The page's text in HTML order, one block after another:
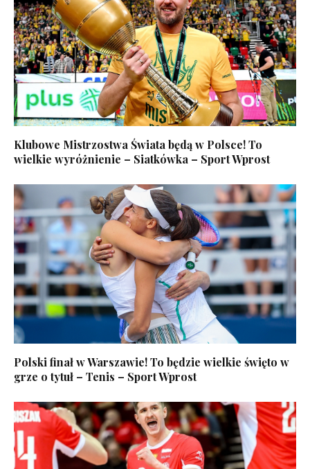
Klubowe Mistrzostwa Świata będą w Polsce! To
wielkie wyróżnienie – Siatkówka – Sport Wprost
Polski finał w Warszawie! To będzie wielkie święto w
grze o tytuł – Tenis – Sport Wprost